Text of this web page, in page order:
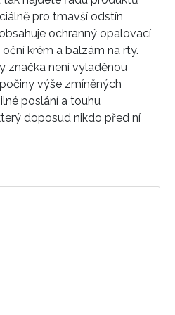
pro tmavší odstín
ochranný opalovací
krém a balzám na rty.
značka není vyladěnou
výše zmíněných
poslání a touhu
doposud nikdo před ní